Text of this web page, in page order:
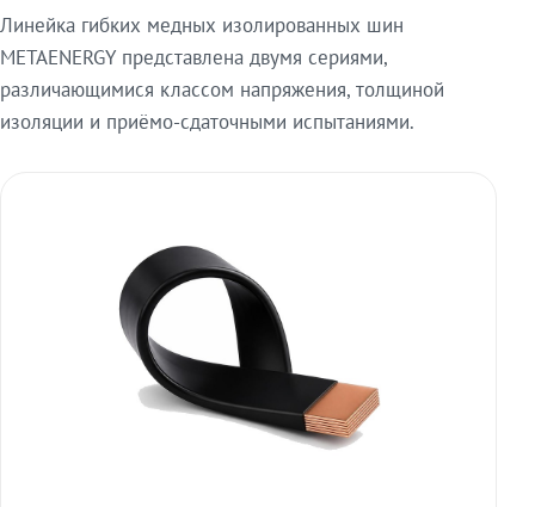
Линейка гибких медных изолированных шин
METAENERGY представлена двумя сериями,
различающимися классом напряжения, толщиной
изоляции и приёмо-сдаточными испытаниями.